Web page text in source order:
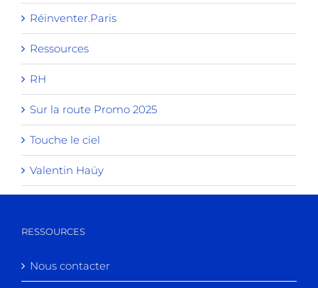
Réinventer.Paris
Ressources
RH
Sur la route Promo 2025
Touche le ciel
Valentin Haüy
RESSOURCES
Nous contacter